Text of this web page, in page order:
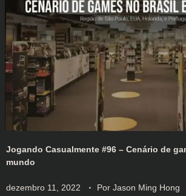
Jogando Casualmente #96 – Cenário de
mundo
dezembro 11, 2022 Por Jason Ming Hong